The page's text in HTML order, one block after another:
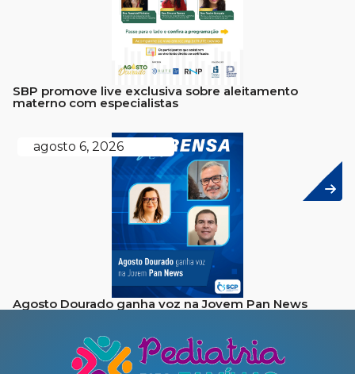
SBP promove live exclusiva sobre aleitamento
materno com especialistas
agosto 6, 2026
Agosto Dourado ganha voz na Jovem Pan News